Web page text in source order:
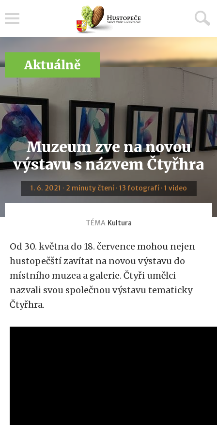
Aktuálně
Muzeum zve na novou
výstavu s názvem Čtyřhra
1. 6. 2021 · 2 minuty čtení · 13 fotografí · 1 video
TÉMA Kultura
Od 30. května do 18. července mohou nejen
hustopečští zavítat na novou výstavu do
místního muzea a galerie. Čtyři umělci
nazvali svou společnou výstavu tematicky
Čtyřhra.